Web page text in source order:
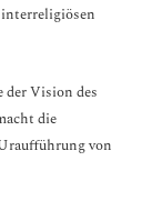
der Vision des
die
von